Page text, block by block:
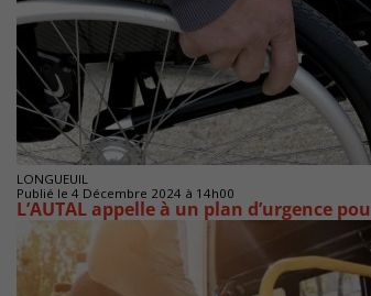
LONGUEUIL
Publié le 4 Décembre 2024 à 14h00
L’AUTAL appelle à un plan d’urgence